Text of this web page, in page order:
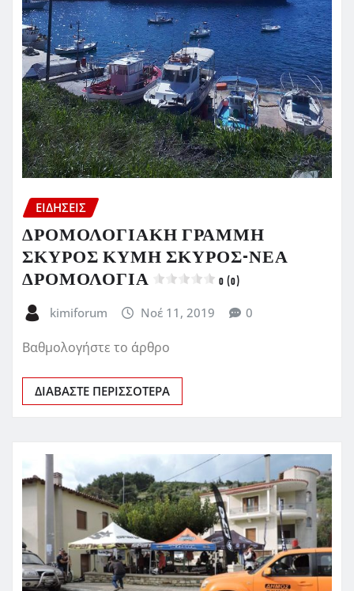
ΕΙΔΗΣΕΙΣ
ΔΡΟΜΟΛΟΓΙΑΚΗ ΓΡΑΜΜΗ
ΣΚΥΡΟΣ ΚΥΜΗ ΣΚΥΡΟΣ-ΝΕΑ
ΔΡΟΜΟΛΟΓΙΑ
0 (0)
kimiforum Νοέ 11, 2019 0
Βαθμολογήστε το άρθρο
ΔΙΑΒΆΣΤΕ ΠΕΡΙΣΣΌΤΕΡΑ